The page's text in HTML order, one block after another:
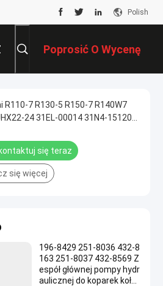
Polish
Poprosić O Wycenę
R110-7 R130-5 R150-7 R140W7
24 31EL-00014 31N4-15120
się teraz
się więcej
196-8429 251-8036 432-8
163 251-8037 432-8569 Z
espół głównej pompy hydr
aulicznej do koparek koło